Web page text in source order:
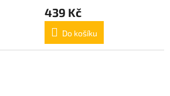
439 Kč
Do košíku